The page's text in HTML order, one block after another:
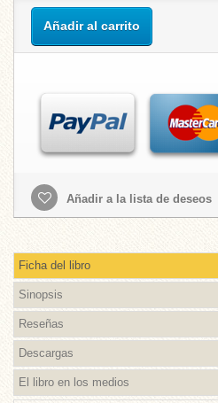
Añadir al carrito
Añadir a la lista de deseos
Ficha del libro
Sinopsis
Reseñas
Descargas
El libro en los medios